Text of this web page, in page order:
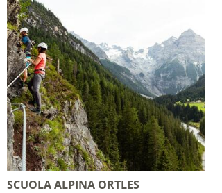
SCUOLA ALPINA ORTLES